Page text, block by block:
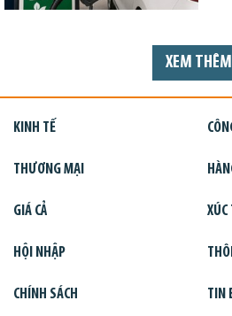
XEM THÊM
KINH TẾ
THƯƠNG MẠI
GIÁ CẢ XÚC
HỘI NHẬP
CHÍNH SÁCH TIN